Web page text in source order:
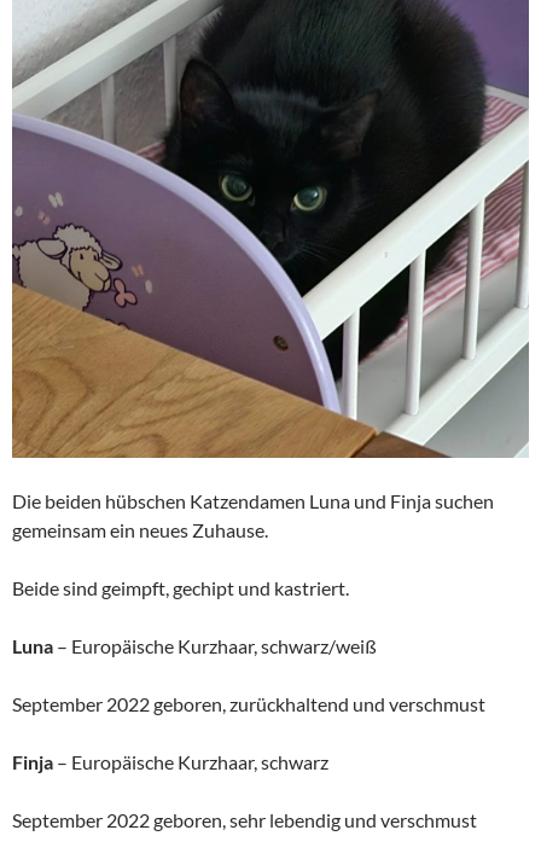
Die beiden hübschen Katzendamen Luna und Finja suchen
gemeinsam ein neues Zuhause.
Beide sind geimpft, gechipt und kastriert.
Luna – Europäische Kurzhaar, schwarz/weiß
September 2022 geboren, zurückhaltend und verschmust
Finja – Europäische Kurzhaar, schwarz
September 2022 geboren, sehr lebendig und verschmust